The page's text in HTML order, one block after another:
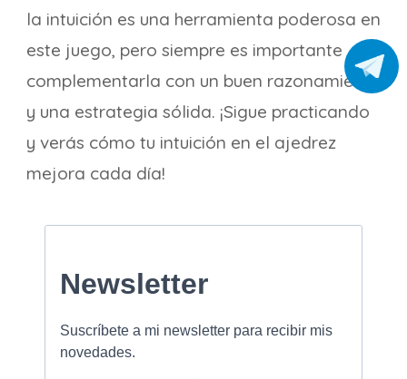
la intuición es una herramienta poderosa en
este juego, pero siempre es importante
complementarla con un buen razonamiento
y una estrategia sólida. ¡Sigue practicando
y verás cómo tu intuición en el ajedrez
mejora cada día!